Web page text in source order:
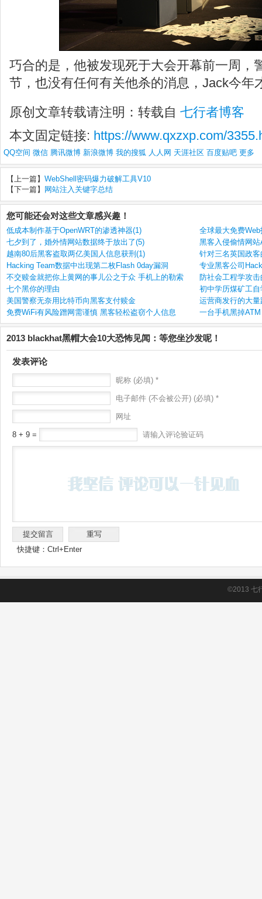
巧合的是，他被发现死于大会开幕前一周，
节，也没有任何有关他杀的消息，Jack今年
原创文章转载请注明：转载自 七行者博客
本文固定链接: https://www.qxzxp.com/
QQ空间 微信 腾讯微博 新浪微博 我的搜狐 人人网 天涯社区 百度贴吧 更多
【上一篇】 WebShell密码爆力破解工具V10
【下一篇】
网站注入关键字总结
您可能还会对这些文章感兴趣！
低成本制作基于OpenWRT的渗透神器(1)
全球最大免费
七夕到了，婚外情网站数据终于放出了(5)
黑客入侵偷情网
越南80后黑客盗取两亿美国人信息获刑(1)
针对三名英国政
Hacking Team数据中出现第二枚Flash 0day漏洞
专业黑客公司
不交赎金就把你上黄网的事儿公之于众 手机上的勒索
防社会工程学攻
七个黑你的理由
初中学历煤矿工自
美国警察无奈用比特币向黑客支付赎金
运营商发行的大
免费WiFi有风险蹭网需谨慎 黑客轻松盗窃个人信息
一台手机黑掉
2013 blackhat黑帽大会10大恐怖见闻：等您坐沙发呢！
发表评论
昵称 (必填) *
电子邮件 (不会被公开) (必填) *
网址
8 + 9 = 请输入评论验证码
快捷键：Ctrl+Enter
©2013 七